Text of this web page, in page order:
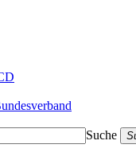
Suche